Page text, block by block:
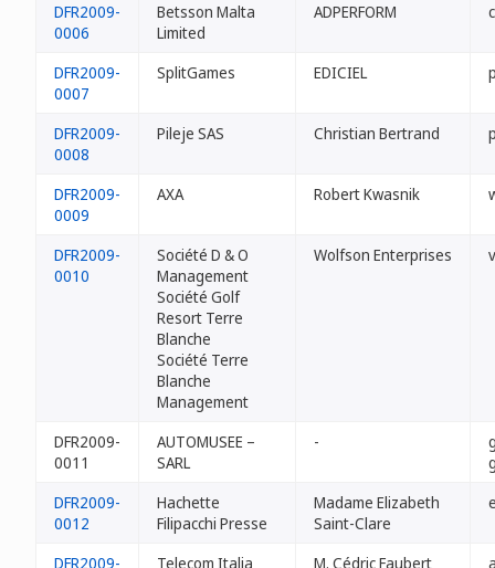
DFR2009-
0006
Betsson Malta
Limited
ADPERFORM
DFR2009-
0007
SplitGames EDICIEL
DFR2009-
0008
Pileje SAS Christian Bertrand
DFR2009-
0009
AXA Robert Kwasnik
DFR2009-
0010
Société D & O
Management
Société Golf
Resort Terre
Blanche
Société Terre
Blanche
Management
Wolfson Enterprises
DFR2009-
0011
AUTOMUSEE –
SARL
-
DFR2009-
0012
Hachette
Filipacchi Presse
Madame Elizabeth
Saint-Clare
DFR2009-
Telecom Italia
M. Cédric Faubert